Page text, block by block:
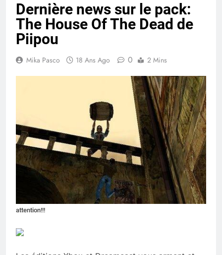
Dernière news sur le pack:
The House Of The Dead de
Piipou
Mika Pasco 18 Ans Ago 0 2 Mins
attention!!!